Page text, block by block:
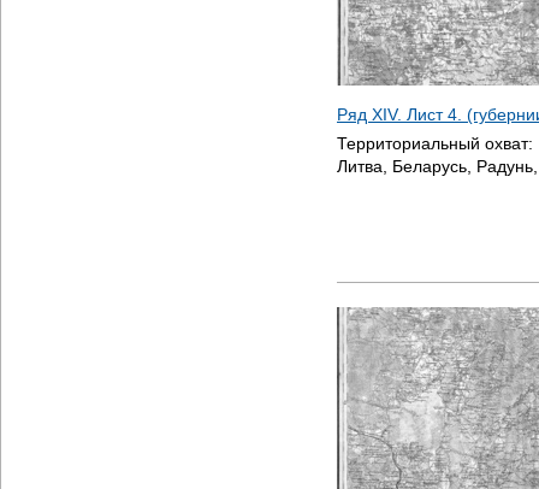
Ряд XIV. Лист 4.
Территориальный охват:
Литва, Беларусь,